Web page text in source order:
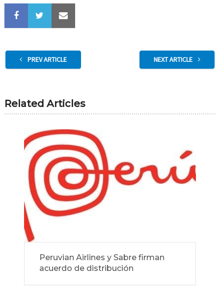
PREV ARTICLE NEXT ARTICLE
Related Articles
Peruvian Airlines y Sabre firman
acuerdo de distribución